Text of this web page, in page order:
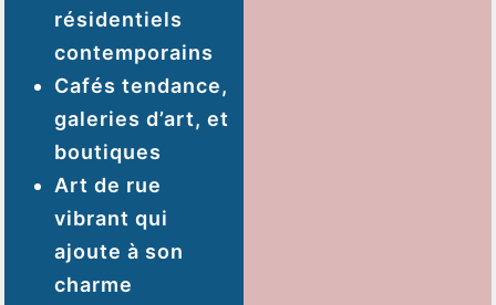
résidentiels
contemporains
Cafés tendance,
galeries d’art, et
boutiques
Art de rue
vibrant qui
ajoute à son
charme